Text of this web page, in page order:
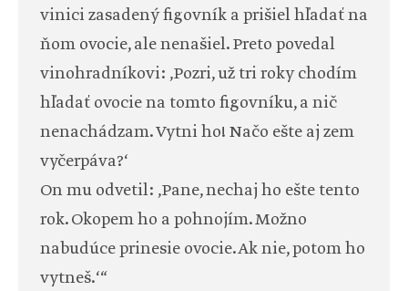
vinici zasadený figovník a prišiel hľadať na
ňom ovocie, ale nenašiel. Preto povedal
vinohradníkovi: ‚Pozri, už tri roky chodím
hľadať ovocie na tomto figovníku, a nič
nenachádzam. Vytni ho! Načo ešte aj zem
vyčerpáva?‘
On mu odvetil: ‚Pane, nechaj ho ešte tento
rok. Okopem ho a pohnojím. Možno
nabudúce prinesie ovocie. Ak nie, potom ho
vytneš.‘“